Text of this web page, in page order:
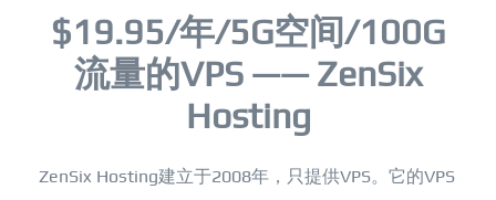
$19.95/年/5G空间/100G
流量的VPS —— ZenSix
Hosting
ZenSix Hosting建立于2008年，只提供VPS。它的VPS